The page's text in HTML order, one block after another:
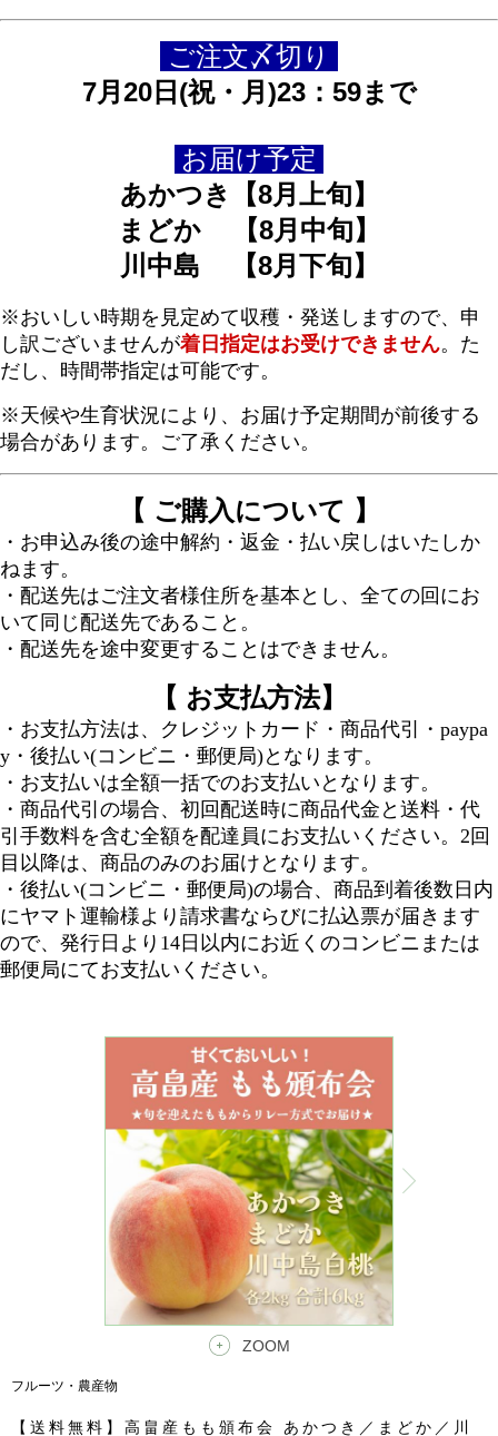
ご注文〆切り
7月20日(祝・月)23：59まで
お届け予定
あかつき【8月上旬】
まどか 【8月中旬】
川中島 【8月下旬】
※おいしい時期を見定めて収穫・発送しますので、申
し訳ございませんが着日指定はお受けできません。た
だし、時間帯指定は可能です。
※天候や生育状況により、お届け予定期間が前後する
場合があります。ご了承ください。
【 ご購入について 】
・お申込み後の途中解約・返金・払い戻しはいたしか
ねます。
・配送先はご注文者様住所を基本とし、全ての回にお
いて同じ配送先であること。
・配送先を途中変更することはできません。
【 お支払方法】
・お支払方法は、クレジットカード・商品代引・paypa
y・後払い(コンビニ・郵便局)となります。
・お支払いは全額一括でのお支払いとなります。
・商品代引の場合、初回配送時に商品代金と送料・代
引手数料を含む全額を配達員にお支払いください。2回
目以降は、商品のみのお届けとなります。
・後払い(コンビニ・郵便局)の場合、商品到着後数日内
にヤマト運輸様より請求書ならびに払込票が届きます
ので、発行日より14日以内にお近くのコンビニまたは
郵便局にてお支払いください。
ZOOM
フルーツ・農産物
【送料無料】高畠産もも頒布会 あかつき／まどか／川